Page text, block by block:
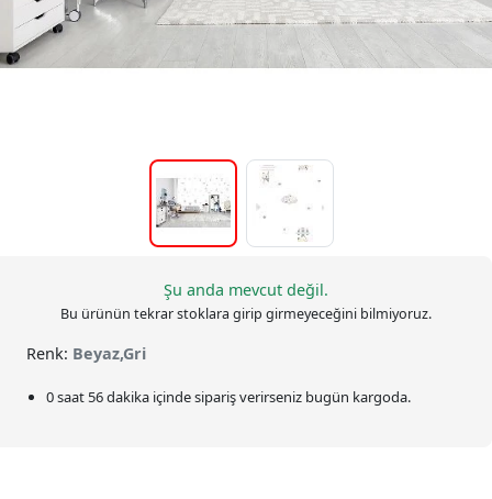
Şu anda mevcut değil.
Bu ürünün tekrar stoklara girip girmeyeceğini bilmiyoruz.
Renk: Beyaz,Gri
0 saat 56 dakika içinde sipariş verirseniz bugün kargoda.